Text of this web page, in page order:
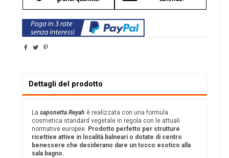
Dettagli del prodotto
La saponetta Reyah è realizzata con una formula
cosmetica standard vegetale in regola con le attuali
normative europee. Prodotto perfetto per strutture
ricettive attive in località balneari o dotate di centro
benessere che desiderano dare un tocco esotico alla
sala bagno.